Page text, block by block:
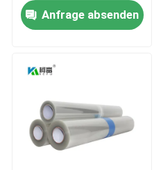
Anfrage absenden